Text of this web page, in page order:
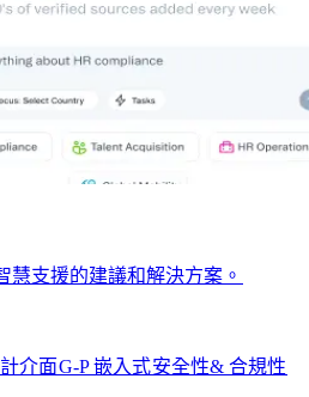
慧支援的建議和解決方案。​​
介面​​G-P 嵌入式​​安全性& 合規性​​